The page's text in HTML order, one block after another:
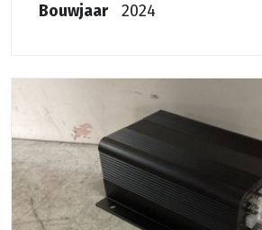
Bouwjaar 2024